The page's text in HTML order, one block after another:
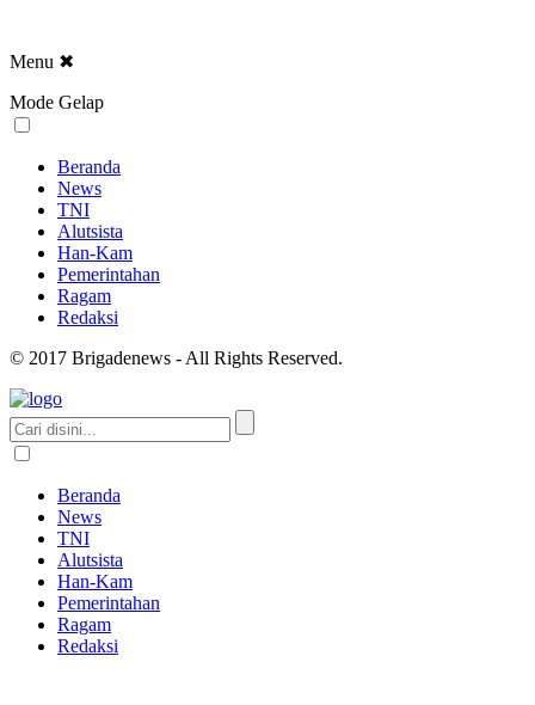
Menu ✖
Mode Gelap
Beranda
News
TNI
Alutsista
Han-Kam
Pemerintahan
Ragam
Redaksi
© 2017 Brigadenews - All Rights Reserved.
Beranda
News
TNI
Alutsista
Han-Kam
Pemerintahan
Ragam
Redaksi